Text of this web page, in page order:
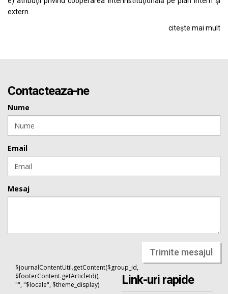
extern.
citește mai mult
Contacteaza-ne
Nume
Email
Mesaj
Trimite mesajul
$journalContentUtil.getContent($group_id,
$footerContent.getArticleId(),
"", "$locale", $theme_display)
Link-uri rapide